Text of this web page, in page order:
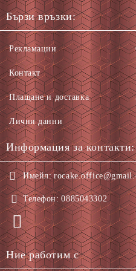
Бързи връзки:
Рекламации
Контакт
Плащане и доставка
Лични данни
Информация за контакти:
Имейл:
Телефон: 0885043302
Ние работим с